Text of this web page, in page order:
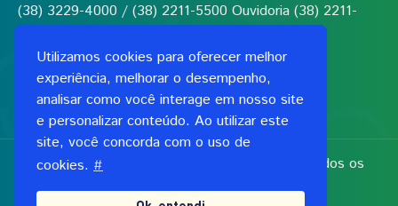
Utilizamos cookies para oferecer melhor
experiência, melhorar o desempenho,
analisar como você interage em nosso site
e personalizar conteúdo. Ao utilizar este
site, você concorda com o uso de
cookies. #
(38) 3229-4000 / (38) 2211-5500 Ouvidoria (38) 2211-
5555
Fundação de Saúde Dilson de Quadros Godinho
CNPJ: 00.991.591/0001-06
Copyright 2026, Fundação Dilson Godinho. Todos os
direitos reservados